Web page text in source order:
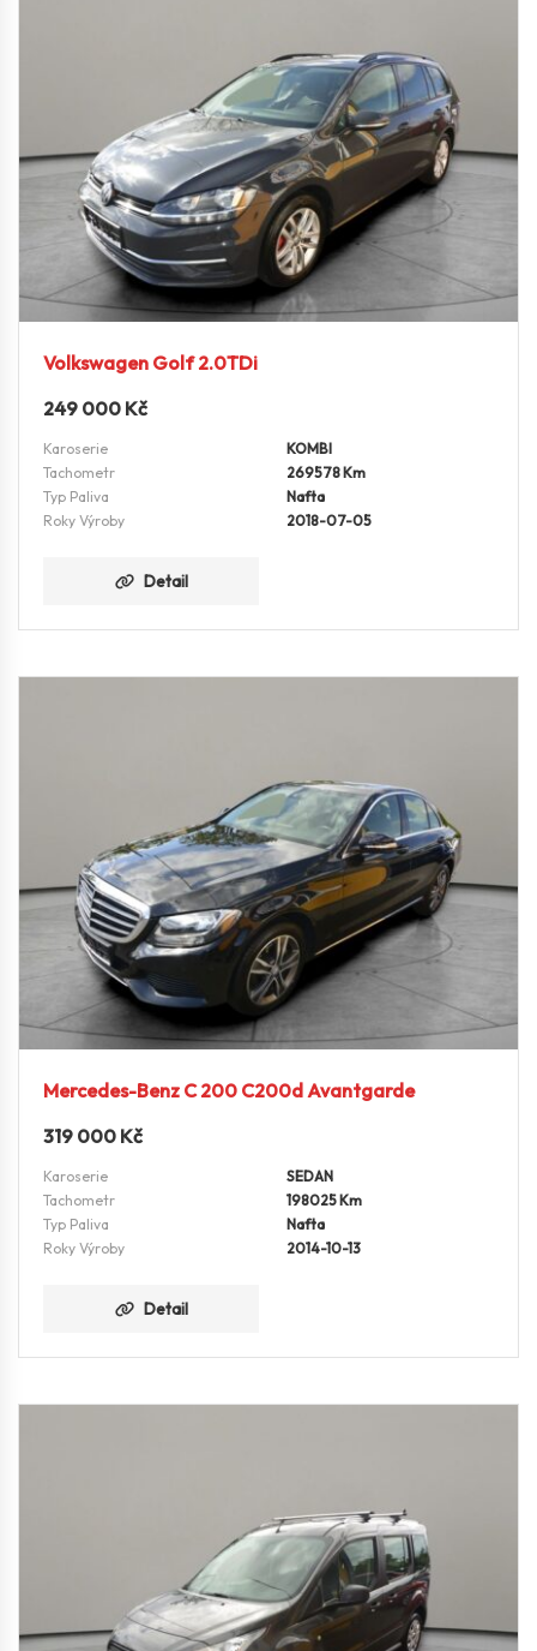
Volkswagen Golf 2.0TDi
249 000 Kč
Karoserie
KOMBI
Tachometr
269578 Km
Typ Paliva
Nafta
Roky Výroby
2018-07-05
Detail
Mercedes-Benz C 200 C200d Avantgarde
319 000 Kč
Karoserie
SEDAN
Tachometr
198025 Km
Typ Paliva
Nafta
Roky Výroby
2014-10-13
Detail